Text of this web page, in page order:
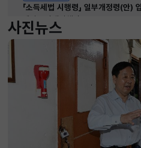
「소득세법 시행령」 일부개정령(안)
재산소비세정책관
2026-08-07 ~ 2026-09-10
사진뉴스